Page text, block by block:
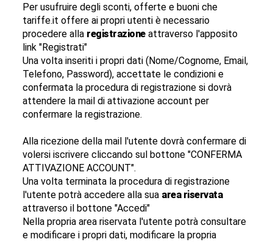
Per usufruire degli sconti, offerte e buoni che
tariffe.it offere ai propri utenti è necessario
procedere alla registrazioneattraverso l'apposito
link "Registrati"
Una volta inseriti i propri dati (Nome/Cognome, Email,
Telefono, Password), accettate le condizioni e
confermata la procedura di registrazione si dovrà
attendere la mail di attivazione account per
confermare la registrazione.
Alla ricezione della mail l'utente dovrà confermare di
volersi iscrivere cliccando sul bottone "CONFERMA
ATTIVAZIONE ACCOUNT".
Una volta terminata la procedura di registrazione
l'utente potrà accedere alla sua area riservata
attraverso il bottone "Accedi"
Nella propria area riservata l'utente potrà consultare
e modificare i propri dati, modificare la propria